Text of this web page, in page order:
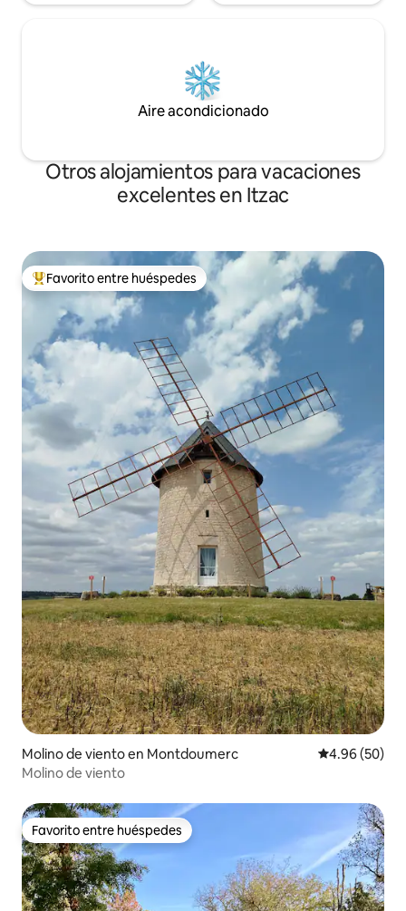
Aire acondicionado
Otros alojamientos para vacaciones
excelentes en Itzac
Favorito entre huéspedes preferido
Favorito entre huéspedes
Molino de viento en Montdoumerc Calificación
4.96 (50)
Molino de viento
Favorito entre huéspedes
Favorito entre huéspedes